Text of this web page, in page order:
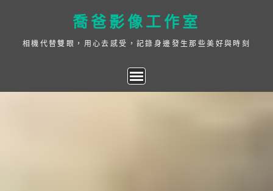
to
content
喬爸影像工作室
相機代替雙眼，用心去感受，記錄身邊發生那些美好與時刻